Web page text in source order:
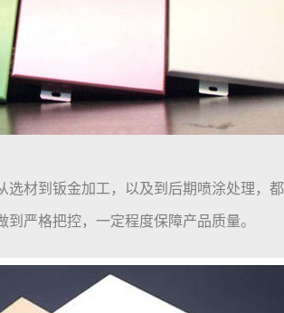
选材到钣金加工，以及到后期喷涂处理，都
到严格把控，一定程度保障产品质量。